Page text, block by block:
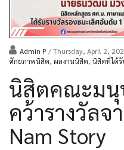
Admin P / Thursday, April 2,
ศักยภาพนิสิต, ผลงานนิสิต, นิสิตที่ได้รั
นิสิตคณะมนุ
คว้ารางวัลจ
Nam Story